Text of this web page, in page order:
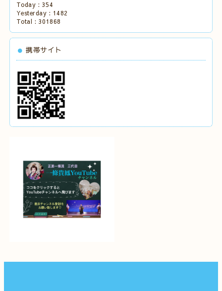
Today : 354
Yesterday : 1482
Total : 301868
携帯サイト